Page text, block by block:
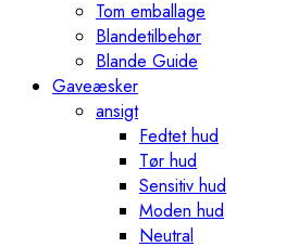
Tom emballage
Blandetilbehør
Blande Guide
Gaveæsker
ansigt
Fedtet hud
Tør hud
Sensitiv hud
Moden hud
Neutral